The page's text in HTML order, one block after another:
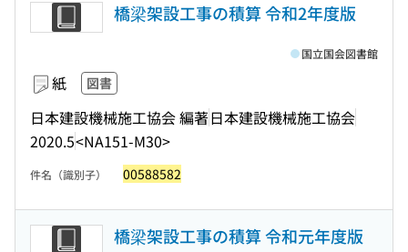
橋梁架設工事の積算 令和2年度版
紙 図書
日本建設機械施工協会 編著日本建設機械施工協会
2020.5<NA151-M30>
国立国会図書館
件名（識別子） 00588582
橋梁架設工事の積算 令和元年度版